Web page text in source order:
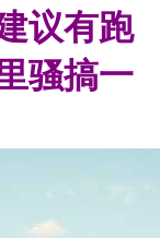
议有跑
骚搞一